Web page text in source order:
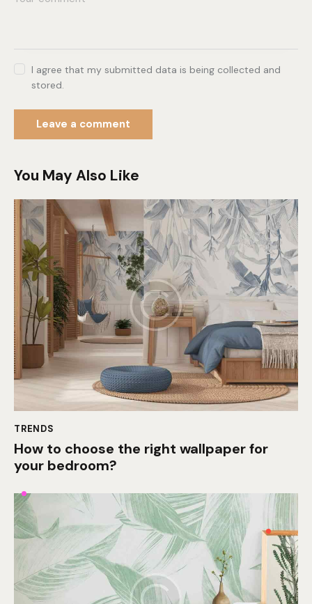
I agree that my submitted data is being collected and
stored.
You May Also Like
TRENDS
How to choose the right wallpaper for
your bedroom?